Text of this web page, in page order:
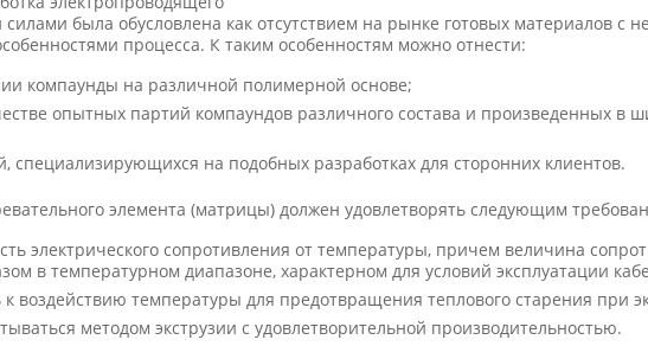
была обусловлена как отсутствием на рынке готовых материалов с
процесса. К таким особенностям можно отнести:
компаунды на различной полимерной основе;
опытных партий компаундов различного состава и произведенных в
специализирующихся на подобных разработках для сторонних клиентов.
элемента (матрицы) должен удовлетворять следующим
электрического сопротивления от температуры, причем величина
в температурном диапазоне, характерном для условий эксплуатации
к воздействию температуры для предотвращения теплового старения при
методом экструзии с удовлетворительной производительностью.